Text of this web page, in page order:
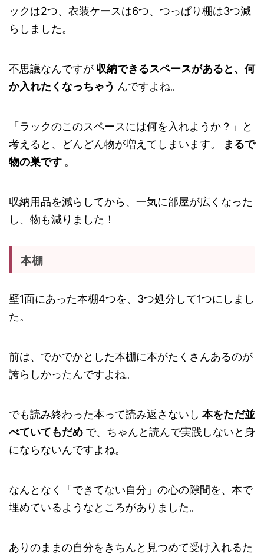
ックは2つ、衣装ケースは6つ、つっぱり棚は3つ減
らしました。
不思議なんですが 収納できるスペースがあると、何
か入れたくなっちゃう んですよね。
「ラックのこのスペースには何を入れようか？」と
考えると、どんどん物が増えてしまいます。
まるで
物の巣です 。
収納用品を減らしてから、一気に部屋が広くなった
し、物も減りました！
本棚
壁1面にあった本棚4つを、3つ処分して1つにしまし
た。
前は、でかでかとした本棚に本がたくさんあるのが
誇らしかったんですよね。
でも読み終わった本って読み返さないし 本をただ並
べていてもだめ で、ちゃんと読んで実践しないと身
にならないんですよね。
なんとなく「できてない自分」の心の隙間を、本で
埋めているようなところがありました。
ありのままの自分をきちんと見つめて受け入れるた